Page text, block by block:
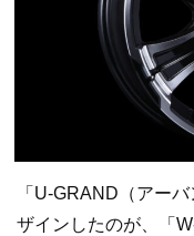
「U-GRAND（アー
ザインしたのが、「